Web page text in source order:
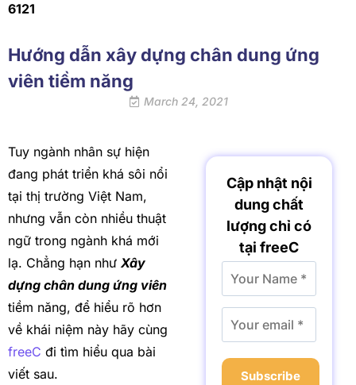
6121
Hướng dẫn xây dựng chân dung ứng
viên tiềm năng
March 24, 2021
Tuy ngành nhân sự hiện
đang phát triển khá sôi nổi
tại thị trường Việt Nam,
nhưng vẫn còn nhiều thuật
ngữ trong ngành khá mới
lạ. Chẳng hạn như Xây
dựng chân dung ứng viên
tiềm năng, để hiểu rõ hơn
về khái niệm này hãy cùng
freeC đi tìm hiểu qua bài
viết sau.
Cập nhật nội
dung chất
lượng chỉ có
tại freeC
Subscribe